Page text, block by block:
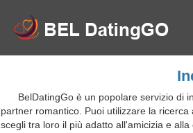
BelDatingGo è un popolare servizio di
partner romantico. Puoi utilizzare la
scegli tra loro il più adatto all'amicizia e